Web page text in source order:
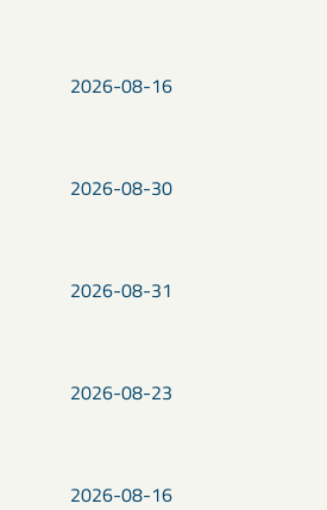
2026-08-16
2026-08-30
2026-08-31
2026-08-23
2026-08-16